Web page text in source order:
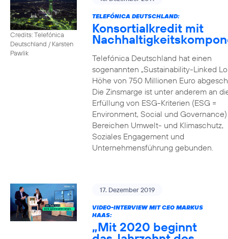
Credits: Telefónica
Deutschland / Karsten
Pawlik
TELEFÓNICA DEUTSCHLAND:
Konsortialkredit mit
Telefónica Deutschland hat einen
sogenannten „Sustainability-Linked
Höhe von 750 Millionen Euro
Die Zinsmarge ist unter anderem an
Erfüllung von ESG-Kriterien (ESG =
Environment, Social und
Bereichen Umwelt- und Klimaschutz,
Soziales Engagement und
Unternehmensführung gebunden.
17. Dezember 2019
VIDEO-INTERVIEW MIT CEO MARKUS
HAAS:
„Mit 2020 beginnt